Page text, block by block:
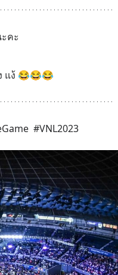
คะ
แง้ 😂😂😂
#VNL2023